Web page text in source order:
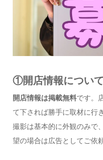
①開店情報について
開店情報は掲載無料です。
て下されば勝手に取材に行
撮影は基本的に外観のみで
望の場合は広告としてご依